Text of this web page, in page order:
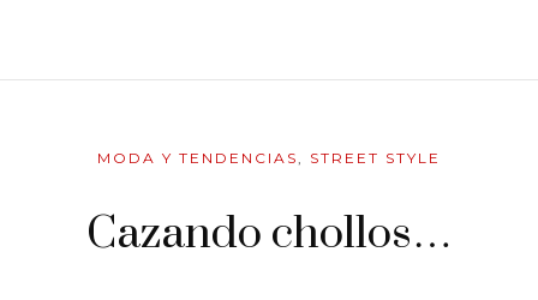
MODA Y TENDENCIAS, STREET STYLE
Cazando chollos…